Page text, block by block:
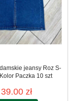
jeansy Roz S-
Paczka 10 szt
39.00 zł